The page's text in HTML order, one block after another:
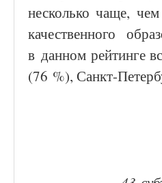
несколько чаще,
качественного
в данном рейтинге
(76 %), Санкт-